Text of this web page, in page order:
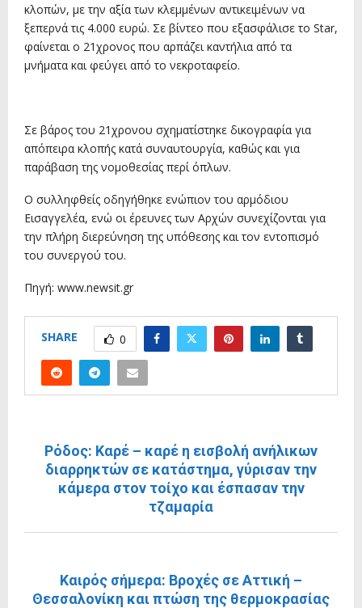
κλοπών, με την αξία των κλεμμένων αντικειμένων να
ξεπερνά τις 4.000 ευρώ. Σε βίντεο που εξασφάλισε το Star,
φαίνεται ο 21χρονος που αρπάζει καντήλια από τα
μνήματα και φεύγει από το νεκροταφείο.
Σε βάρος του 21χρονου σχηματίστηκε δικογραφία για
απόπειρα κλοπής κατά συναυτουργία, καθώς και για
παράβαση της νομοθεσίας περί όπλων.
Ο συλληφθείς οδηγήθηκε ενώπιον του αρμόδιου
Εισαγγελέα, ενώ οι έρευνες των Αρχών συνεχίζονται για
την πλήρη διερεύνηση της υπόθεσης και τον εντοπισμό
του συνεργού του.
Πηγή: www.newsit.gr
SHARE 0
Ρόδος: Καρέ – καρέ η εισβολή ανήλικων
διαρρηκτών σε κατάστημα, γύρισαν την
κάμερα στον τοίχο και έσπασαν την
τζαμαρία
Καιρός σήμερα: Βροχές σε Αττική –
Θεσσαλονίκη και πτώση της θερμοκρασίας